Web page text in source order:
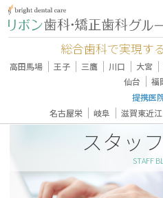
総合歯科で実現す
高田馬場 ｜ 王子 ｜ 三鷹 ｜ 川口 ｜ 大宮 ｜
仙台 ｜ 福
提携医
名古屋栄 ｜ 岐阜 ｜ 滋賀東近江
スタッ
STAFF